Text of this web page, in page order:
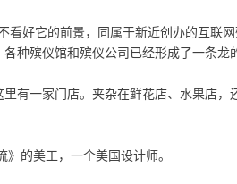
看好它的前景，同属于新近创办的互联
种殡仪馆和殡仪公司已经形成了一条龙
有一家门店。夹杂在鲜花店、水果店
的美工，一个美国设计师。